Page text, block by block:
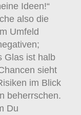
Ideen!“
also die
Umfeld
Glas ist halb
sieht
im Blick
beherrschen.
Du